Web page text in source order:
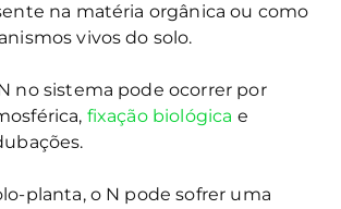
na matéria orgânica ou como
vivos do solo.
no sistema pode ocorrer por
fixação biológica e
planta, o N pode sofrer uma